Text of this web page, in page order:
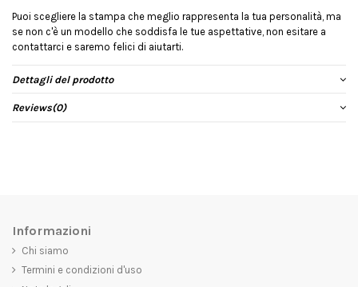
Puoi scegliere la stampa che meglio rappresenta la tua personalità, ma
se non c'è un modello che soddisfa le tue aspettative, non esitare a
contattarci e saremo felici di aiutarti.
Dettagli del prodotto
Reviews(0)
Informazioni
Chi siamo
Termini e condizioni d'uso